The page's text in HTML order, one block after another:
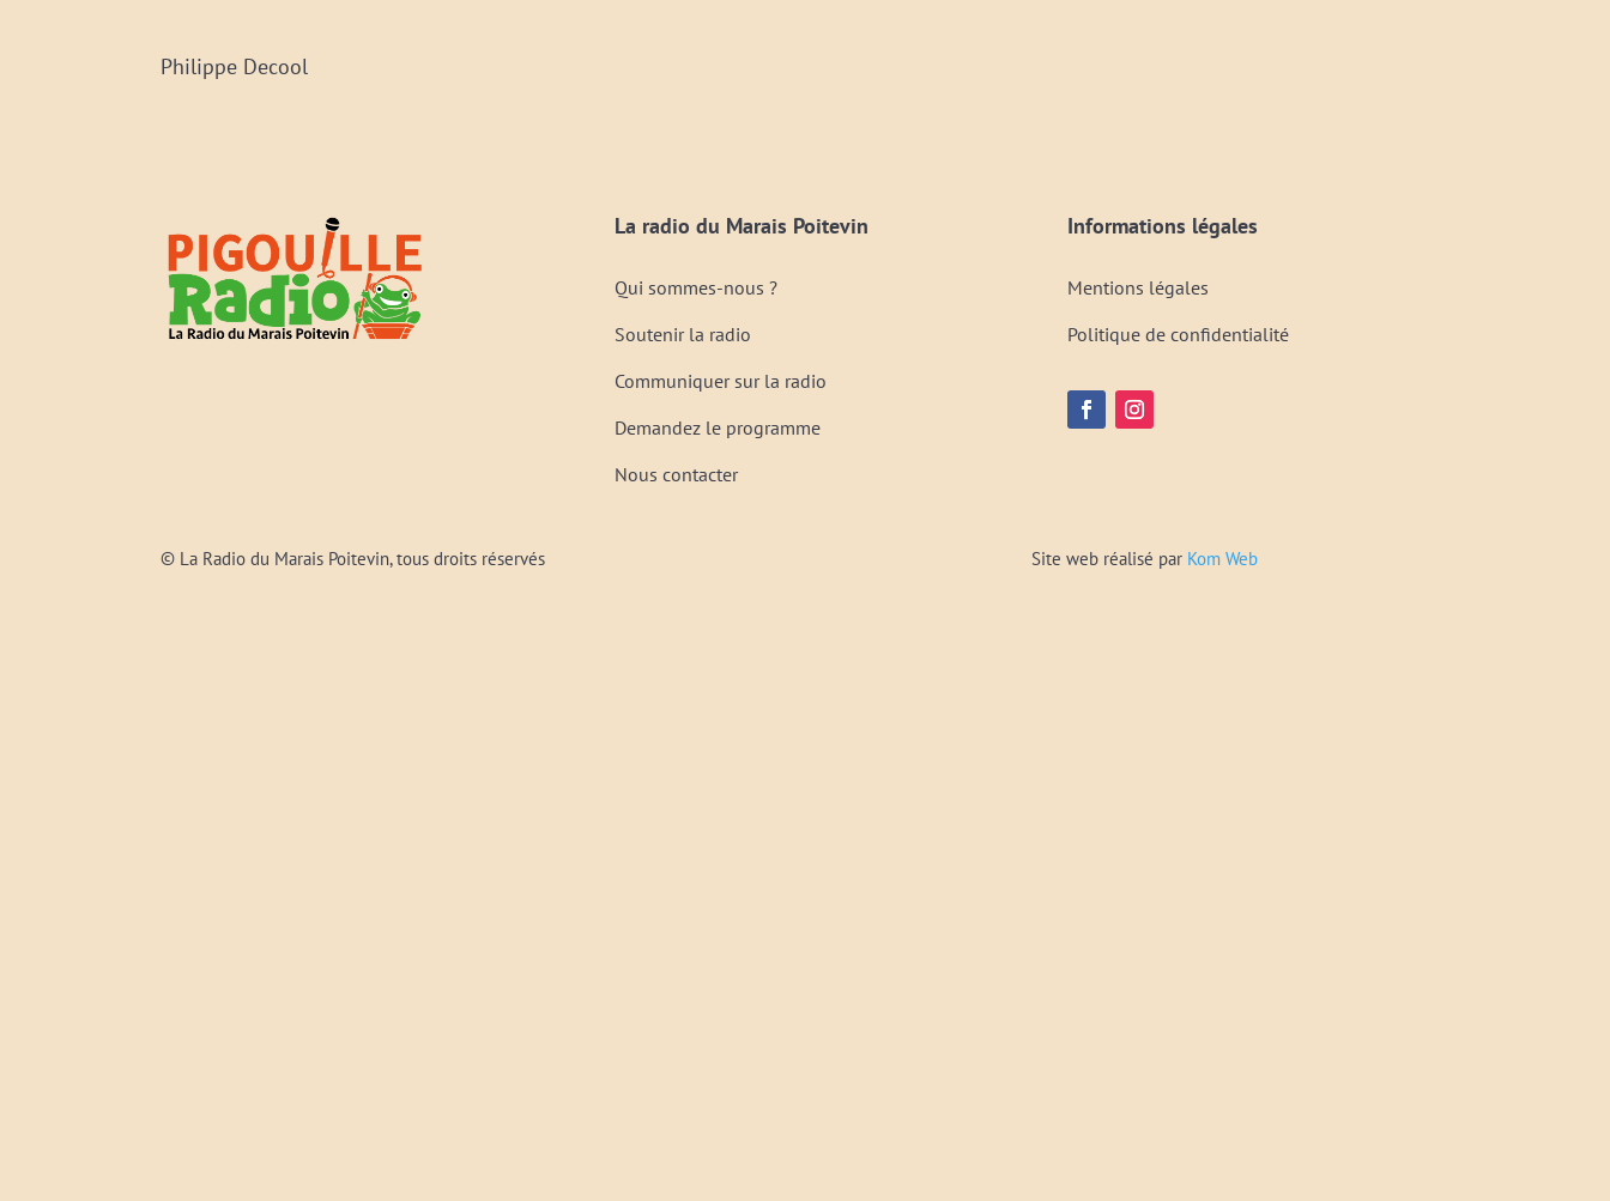
Philippe Decool
La radio du Marais Poitevin
Qui sommes-nous ?
Soutenir la radio
Communiquer sur la radio
Demandez le programme
Nous contacter
Informations légales
Mentions légales
Politique de confidentialité
© La Radio du Marais Poitevin, tous droits réservés Site web réalisé par Kom Web